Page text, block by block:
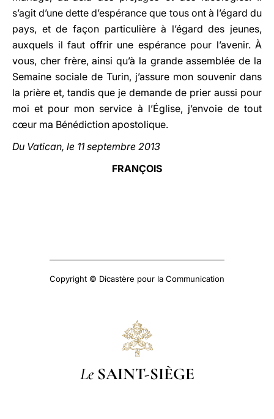
s’agit d’une dette d’espérance que tous ont à l’égard du
pays, et de façon particulière à l’égard des jeunes,
auxquels il faut offrir une espérance pour l’avenir. À
vous, cher frère, ainsi qu’à la grande assemblée de la
Semaine sociale de Turin, j’assure mon souvenir dans
la prière et, tandis que je demande de prier aussi pour
moi et pour mon service à l’Église, j’envoie de tout
cœur ma Bénédiction apostolique.
Du Vatican, le 11 septembre 2013
FRANÇOIS
Copyright © Dicastère pour la Communication
Le SAINT-SIÈGE